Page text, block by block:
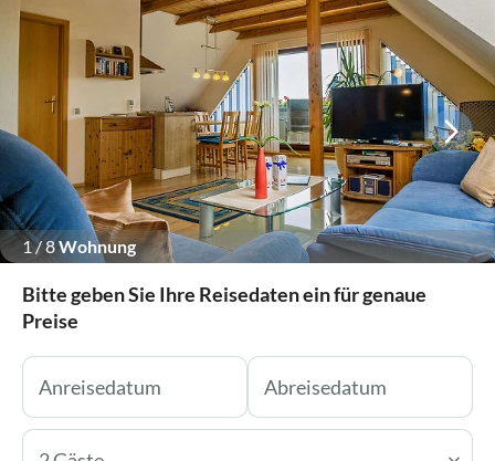
1/8Wohnung
Bitte geben Sie Ihre Reisedaten ein für genaue
Preise